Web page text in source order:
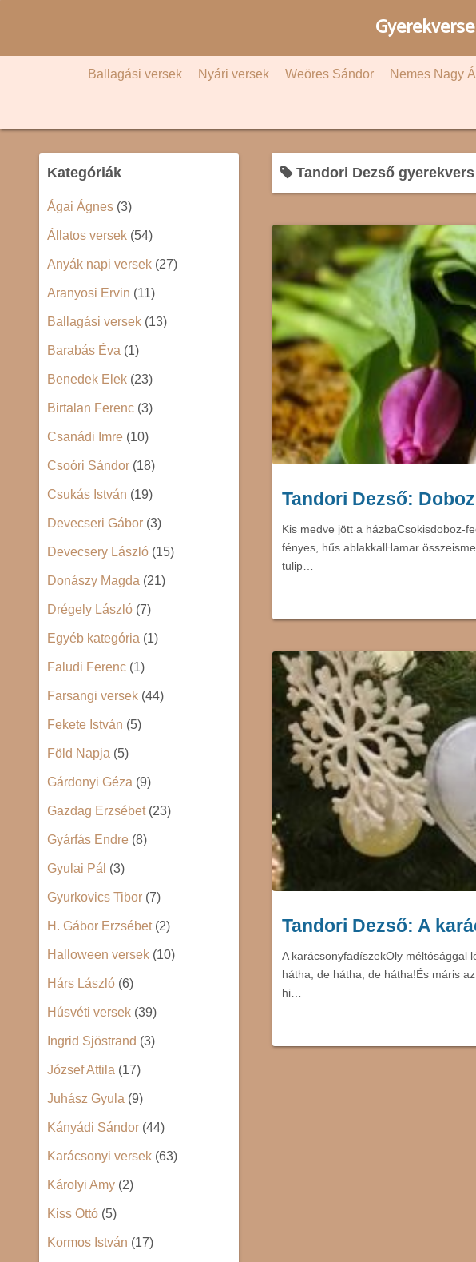
c
Ballagási versek Nyári versek Weöres Sándor Nemes Nagy
Tandori Dezső gyerekvers
Tandori Dezső:
Kis medve jött a házbaCsokisdoboz-
fényes, hűs ablakkalHamar
tulip…
Tandori Dezső: A
A karácsonyfadíszekOly méltósággal
hátha, de hátha, de hátha!És máris
hi…
Kategóriák
Ágai Ágnes (3)
Állatos versek (54)
Anyák napi versek (27)
Aranyosi Ervin (11)
Ballagási versek (13)
Barabás Éva (1)
Benedek Elek (23)
Birtalan Ferenc (3)
Csanádi Imre (10)
Csoóri Sándor (18)
Csukás István (19)
Devecseri Gábor (3)
Devecsery László (15)
Donászy Magda (21)
Drégely László (7)
Egyéb kategória (1)
Faludi Ferenc (1)
Farsangi versek (44)
Fekete István (5)
Föld Napja (5)
Gárdonyi Géza (9)
Gazdag Erzsébet(23)
Gyárfás Endre (8)
Gyulai Pál (3)
Gyurkovics Tibor (7)
H. Gábor Erzsébet(2)
Halloween versek (10)
Hárs László (6)
Húsvéti versek (39)
Ingrid Sjöstrand (3)
József Attila (17)
Juhász Gyula (9)
Kányádi Sándor (44)
Karácsonyi versek (63)
Károlyi Amy (2)
Kiss Ottó (5)
Kormos István (17)